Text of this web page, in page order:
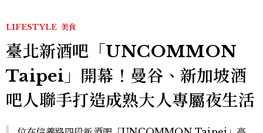
LIFESTYLE 美食
臺北新酒吧「UNCOMMON
Taipei」開幕！曼谷、新加坡酒
吧人聯手打造成熟大人專屬夜生活